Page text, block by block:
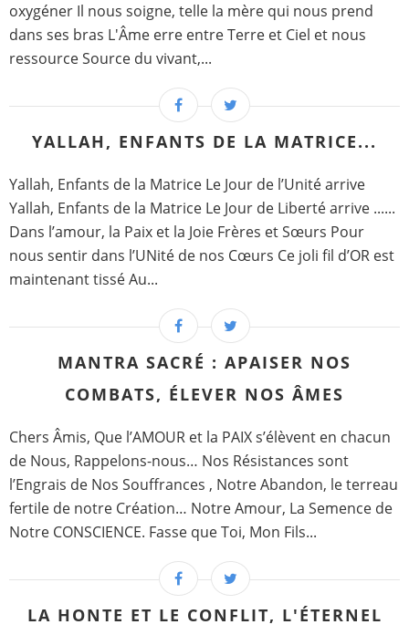
oxygéner Il nous soigne, telle la mère qui nous prend
dans ses bras L'Âme erre entre Terre et Ciel et nous
ressource Source du vivant,...
YALLAH, ENFANTS DE LA MATRICE...
Yallah, Enfants de la Matrice Le Jour de l’Unité arrive
Yallah, Enfants de la Matrice Le Jour de Liberté arrive ......
Dans l’amour, la Paix et la Joie Frères et Sœurs Pour
nous sentir dans l’UNité de nos Cœurs Ce joli fil d’OR est
maintenant tissé Au...
MANTRA SACRÉ : APAISER NOS
COMBATS, ÉLEVER NOS ÂMES
Chers Âmis, Que l’AMOUR et la PAIX s’élèvent en chacun
de Nous, Rappelons-nous… Nos Résistances sont
l’Engrais de Nos Souffrances , Notre Abandon, le terreau
fertile de notre Création… Notre Amour, La Semence de
Notre CONSCIENCE. Fasse que Toi, Mon Fils...
LA HONTE ET LE CONFLIT, L'ÉTERNEL